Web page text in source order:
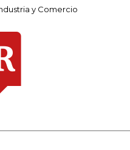
y Comercio